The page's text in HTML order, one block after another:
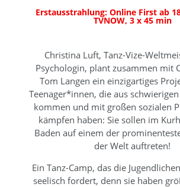
Erstausstrahlung: Online First ab
TVNOW, 3 x 45 min
Christina Luft, Tanz-Vize-
Psychologin, plant zusammen mit
Tom Langen ein einzigartiges
Teenager*innen, die aus
kommen und mit großen sozialen
kämpfen haben: Sie sollen im
Baden auf einem der
der Welt auftreten!
Ein Tanz-Camp, das die
seelisch fordert, denn sie haben